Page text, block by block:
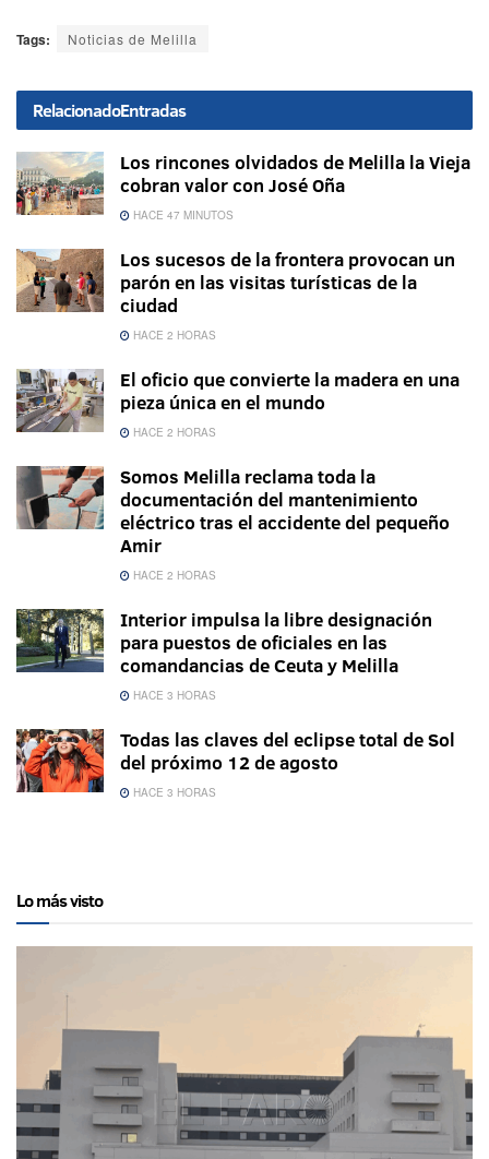
Tags: Noticias de Melilla
RelacionadoEntradas
Los rincones olvidados de Melilla la Vieja
cobran valor con José Oña
HACE 47 MINUTOS
Los sucesos de la frontera provocan un
parón en las visitas turísticas de la
ciudad
HACE 2 HORAS
El oficio que convierte la madera en una
pieza única en el mundo
HACE 2 HORAS
Somos Melilla reclama toda la
documentación del mantenimiento
eléctrico tras el accidente del pequeño
Amir
HACE 2 HORAS
Interior impulsa la libre designación
para puestos de oficiales en las
comandancias de Ceuta y Melilla
HACE 3 HORAS
Todas las claves del eclipse total de Sol
del próximo 12 de agosto
HACE 3 HORAS
Lo más visto